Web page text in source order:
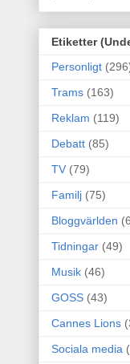
Etiketter
Personligt
Trams (163)
Reklam (119)
Debatt (85)
TV (79)
Familj (75)
Bloggvärlden
Tidningar (49)
Musik (46)
GOSS (43)
Cannes Lions
Sociala media